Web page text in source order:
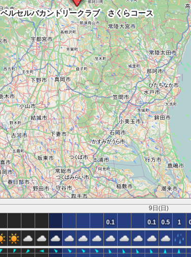
9日(日)
ベルセルバカントリークラブ さくらコース
ベルセルバカントリークラブ さくらコース